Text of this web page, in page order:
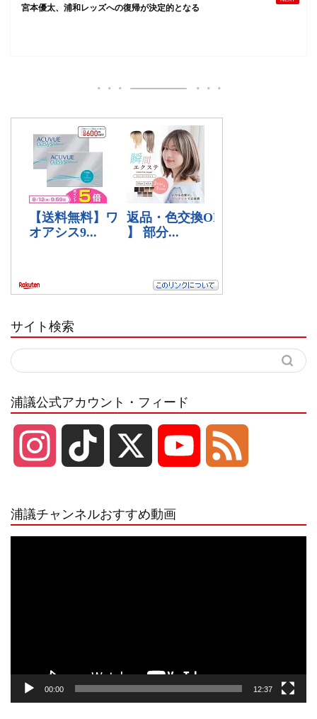
宮本優太、浦和レッズへの復帰が決定的となる
サイト検索
浦議公式アカウント・フィード
r e
浦議チャンネルおすすめ動画
00:00 12:37